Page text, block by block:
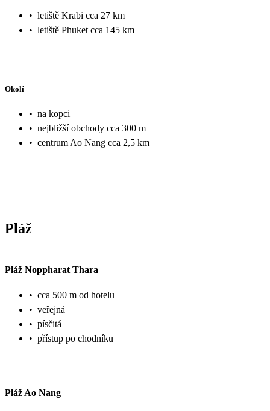
• letiště Krabi cca 27 km
• letiště Phuket cca 145 km
Okolí
• na kopci
• nejbližší obchody cca 300 m
• centrum Ao Nang cca 2,5 km
Pláž
Pláž Noppharat Thara
• cca 500 m od hotelu
• veřejná
• písčitá
• přístup po chodníku
Pláž Ao Nang